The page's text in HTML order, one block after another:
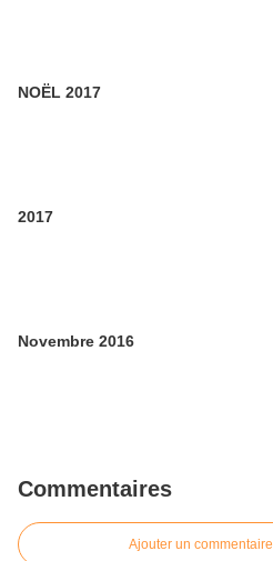
NOËL 2017
2017
Novembre 2016
Commentaires
Ajouter un commentaire